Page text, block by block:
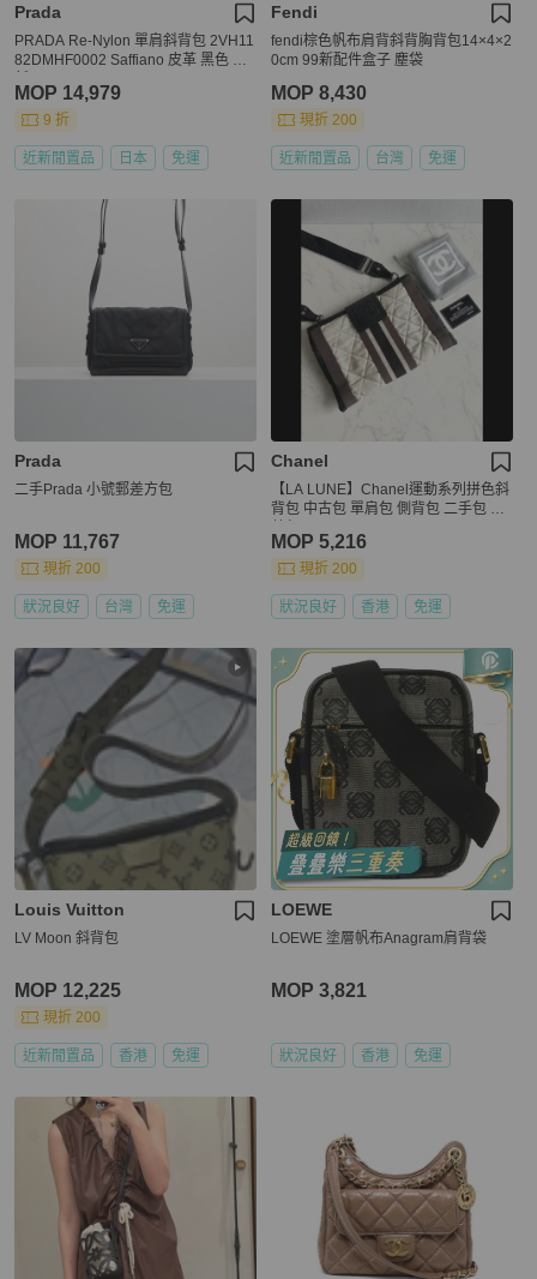
Prada
PRADA Re-Nylon 單肩斜背包 2VH11
82DMHF0002 Saffiano 皮革 黑色 全
MOP 14,979
9 折
近新閒置品 日本 免運
Fendi
fendi棕色帆布肩背斜背胸背包14×4×2
0cm 99新配件盒子 塵袋
MOP 8,430
現折 200
近新閒置品 台灣 免運
Prada
二手Prada 小號郵差方包
MOP 11,767
現折 200
狀況良好 台灣 免運
Chanel
【LA LUNE】Chanel運動系列拼色斜
背包 中古包 單肩包 側背包 二手包 古
MOP 5,216
現折 200
狀況良好 香港 免運
Louis Vuitton
LV Moon 斜背包
MOP 12,225
現折 200
近新閒置品 香港 免運
LOEWE
LOEWE 塗層帆布Anagram肩背袋
MOP 3,821
狀況良好 香港 免運